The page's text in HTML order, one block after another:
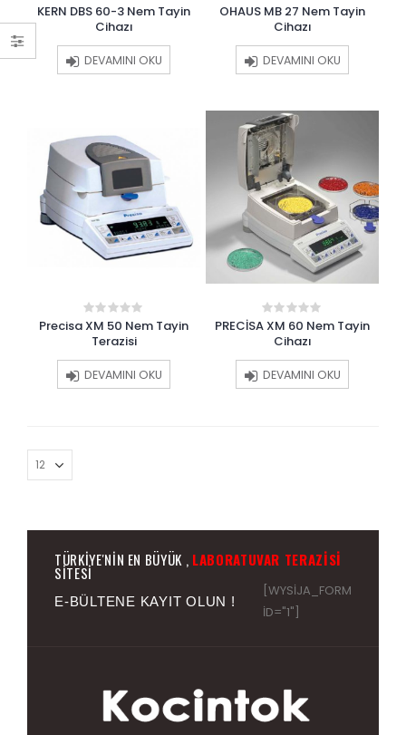
0
out
5
KERN DBS 60-3 Nem Tayin
Cihazı
DEVAMINI OKU
0
out
5
OHAUS MB 27 Nem Tayin
Cihazı
DEVAMINI OKU
0
out
of
5
Precisa XM 50 Nem Tayin
Terazisi
DEVAMINI OKU
0
out
5
PRECİSA XM 60 Nem Tayin
Cihazı
DEVAMINI OKU
TÜRKIYE'NIN EN BÜYÜK , LABORATUVAR TERAZISI
SITESI
E-BÜLTENE KAYIT OLUN !
[WYSIJA_FORM
ID="1"]
of
Precisa ES 520 A
(520 GR
Hassasiyet)
0
of
5
of
5
Precisa ES 520 A
(520 GR
Hassasiyet)
of
5
Precisa ES 420 A
(Analitik Terazi)
0
out
of
5